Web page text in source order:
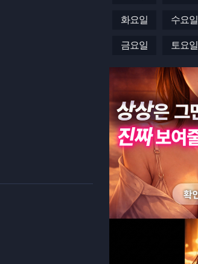
화요일 수요일
금요일 토요일